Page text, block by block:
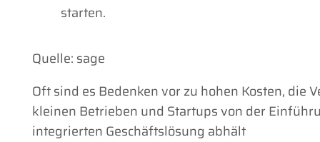
starten.
Quelle: sage
Oft sind es Bedenken vor zu hohen Kosten, die
kleinen Betrieben und Startups von der
integrierten Geschäftslösung abhält